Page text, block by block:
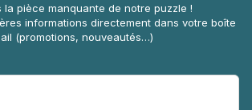
la pièce manquante de notre puzzle !
informations directement dans votre boîte
(promotions, nouveautés…)